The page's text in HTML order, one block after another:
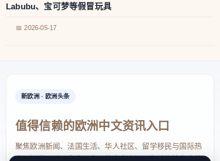
Labubu、宝可梦等假冒玩具
📅 2026-05-17
新欧洲 · 欧洲头条
值得信赖的欧洲中文资讯入口
聚焦欧洲新闻、法国生活、华人社区、留学移民与国际热
点，提供及时、真实、实用的中文资讯，帮助海外华人快